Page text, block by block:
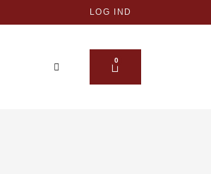
LOG IND
0
KURV